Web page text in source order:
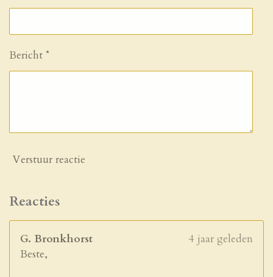
Bericht *
Verstuur reactie
Reacties
G. Bronkhorst
4 jaar geleden
Beste,